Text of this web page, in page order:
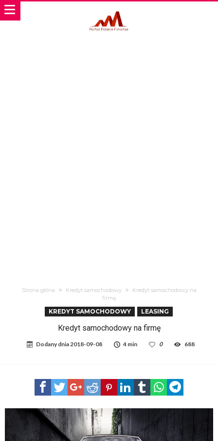
Strona głóna Kredyt samochodowy
Kredyt samochodowy na
firmę
KREDYT SAMOCHODOWY LEASING
Kredyt samochodowy na firmę
Dodany dnia2018-09-08 4 min 0 688